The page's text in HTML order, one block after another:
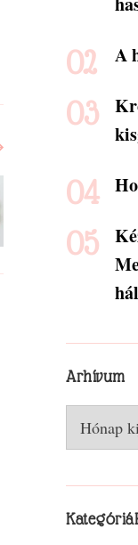
A
Arhívum
Arhívum